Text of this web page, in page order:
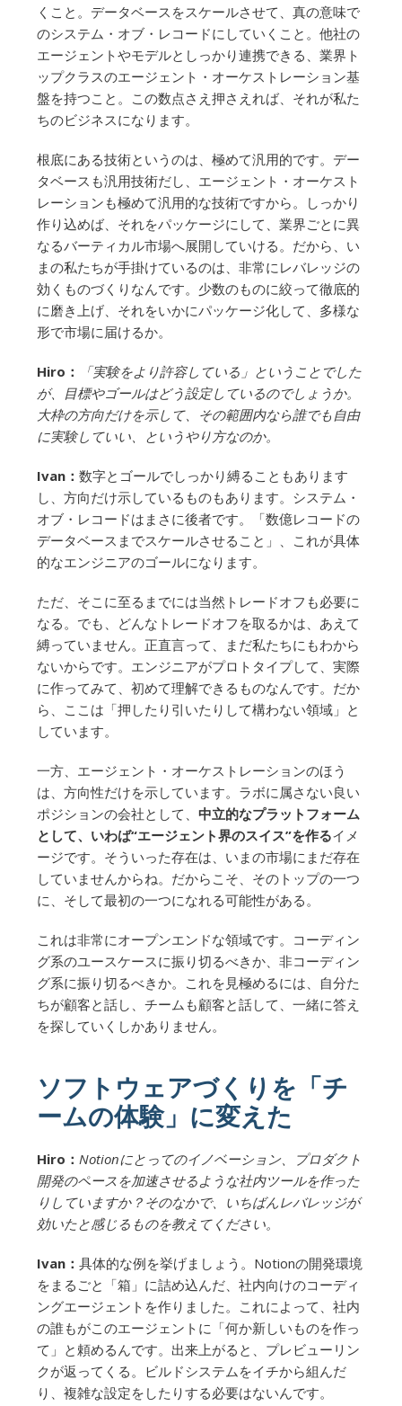
くこと。データベースをスケールさせて、真の意味で
のシステム・オブ・レコードにしていくこと。他社の
エージェントやモデルとしっかり連携できる、業界ト
ップクラスのエージェント・オーケストレーション基
盤を持つこと。この数点さえ押さえれば、それが私た
ちのビジネスになります。
根底にある技術というのは、極めて汎用的です。デー
タベースも汎用技術だし、エージェント・オーケスト
レーションも極めて汎用的な技術ですから。しっかり
作り込めば、それをパッケージにして、業界ごとに異
なるバーティカル市場へ展開していける。だから、い
まの私たちが手掛けているのは、非常にレバレッジの
効くものづくりなんです。少数のものに絞って徹底的
に磨き上げ、それをいかにパッケージ化して、多様な
形で市場に届けるか。
Hiro：
「実験をより許容している」ということでした
が、目標やゴールはどう設定しているのでしょうか。
大枠の方向だけを示して、その範囲内なら誰でも自由
に実験していい、というやり方なのか。
Ivan： 数字とゴールでしっかり縛ることもあります
し、方向だけ示しているものもあります。システム・
オブ・レコードはまさに後者です。「数億レコードの
データベースまでスケールさせること」、これが具体
的なエンジニアのゴールになります。
ただ、そこに至るまでには当然トレードオフも必要に
なる。でも、どんなトレードオフを取るかは、あえて
縛っていません。正直言って、まだ私たちにもわから
ないからです。エンジニアがプロトタイプして、実際
に作ってみて、初めて理解できるものなんです。だか
ら、ここは「押したり引いたりして構わない領域」と
しています。
一方、エージェント・オーケストレーションのほう
は、方向性だけを示しています。ラボに属さない良い
ポジションの会社として、 中立的なプラットフォーム
として、いわば“エージェント界のスイス”を作るイメ
ージです。そういった存在は、いまの市場にまだ存在
していませんからね。だからこそ、そのトップの一つ
に、そして最初の一つになれる可能性がある。
これは非常にオープンエンドな領域です。コーディン
グ系のユースケースに振り切るべきか、非コーディン
グ系に振り切るべきか。これを見極めるには、自分た
ちが顧客と話し、チームも顧客と話して、一緒に答え
を探していくしかありません。
ソフトウェアづくりを「チ
ームの体験」に変えた
Hiro： Notionにとってのイノベーション、プロダクト
開発のペースを加速させるような社内ツールを作った
りしていますか？そのなかで、いちばんレバレッジが
効いたと感じるものを教えてください。
Ivan： 具体的な例を挙げましょう。Notionの開発環境
をまるごと「箱」に詰め込んだ、社内向けのコーディ
ングエージェントを作りました。これによって、社内
の誰もがこのエージェントに「何か新しいものを作っ
て」と頼めるんです。出来上がると、プレビューリン
クが返ってくる。ビルドシステムをイチから組んだ
り、複雑な設定をしたりする必要はないんです。